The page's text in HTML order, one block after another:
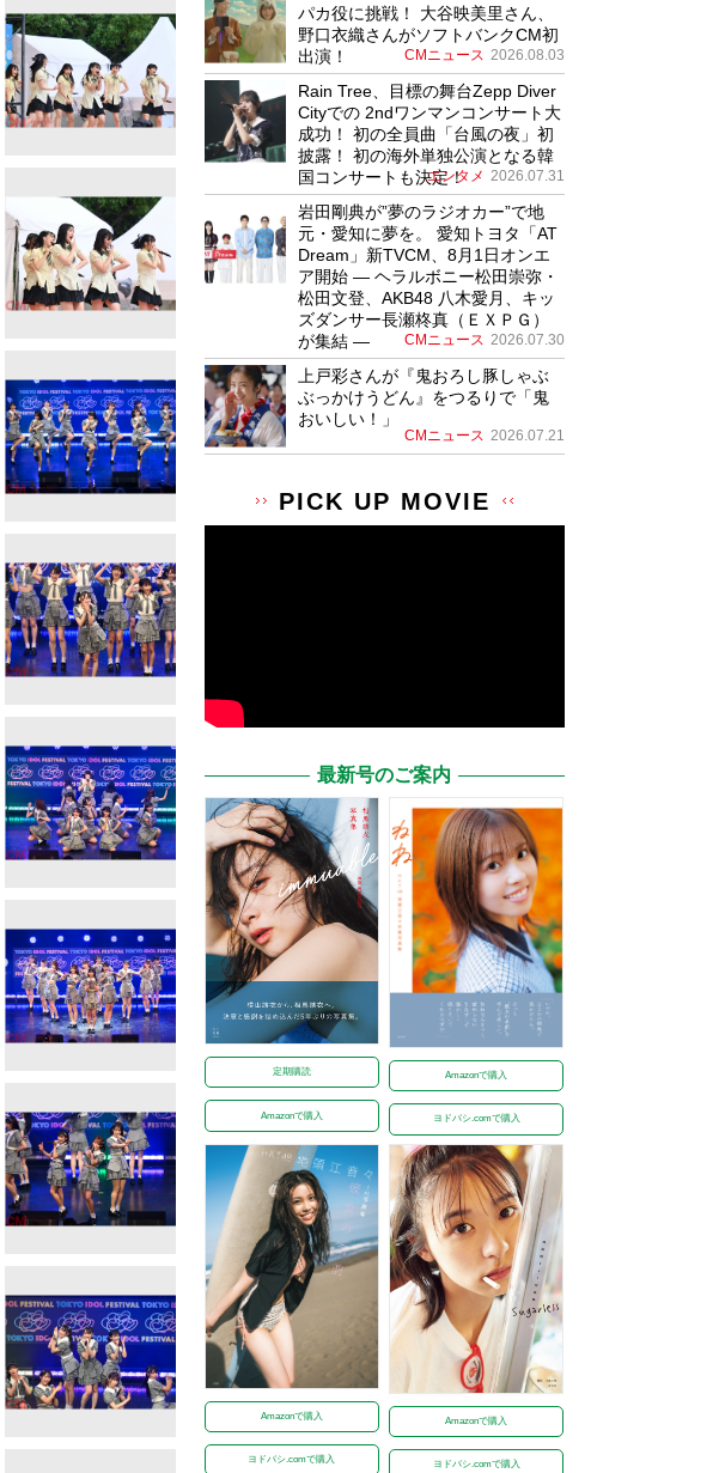
パカ役に挑戦！ 大谷映美里さん、
野口衣織さんがソフトバンクCM初
出演！
CMニュース 2026.08.03
Rain Tree、目標の舞台Zepp Diver
Cityでの 2ndワンマンコンサート大
成功！ 初の全員曲「台風の夜」初
披露！ 初の海外単独公演となる韓
国コンサートも決定！
エンタメ 2026.07.31
岩田剛典が”夢のラジオカー”で地
元・愛知に夢を。 愛知トヨタ「AT
Dream」新TVCM、8月1日オンエ
ア開始 ― ヘラルボニー松田崇弥・
松田文登、AKB48 八木愛月、キッ
ズダンサー長瀬柊真（ＥＸＰＧ）
が集結 ―
CMニュース 2026.07.30
上戸彩さんが『鬼おろし豚しゃぶ
ぶっかけうどん』をつるりで「鬼
おいしい！」
CMニュース 2026.07.21
PICK UP MOVIE
最新号のご案内
定期購読
Amazonで購入
Amazonで購入
ヨドバシ.comで購入
Amazonで購入
ヨドバシ.comで購入
Amazonで購入
ヨドバシ.comで購入